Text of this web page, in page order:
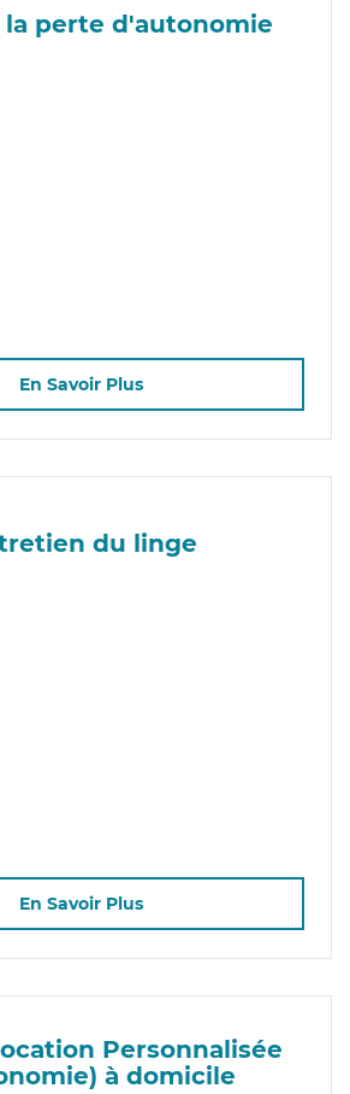
la perte d'autonomie
En Savoir Plus
du linge
En Savoir Plus
Personnalisée
à domicile